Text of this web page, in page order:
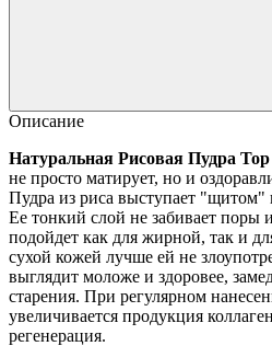
Описание
Натуральная Рисовая Пудра
не просто матирует, но и
Пудра из риса выступает
Ее тонкий слой не забивает поры
подойдет как для жирной, так и
сухой кожей лучше ей не
выглядит моложе и здоровее,
старения. При регулярном
увеличивается продукция
регенерация.